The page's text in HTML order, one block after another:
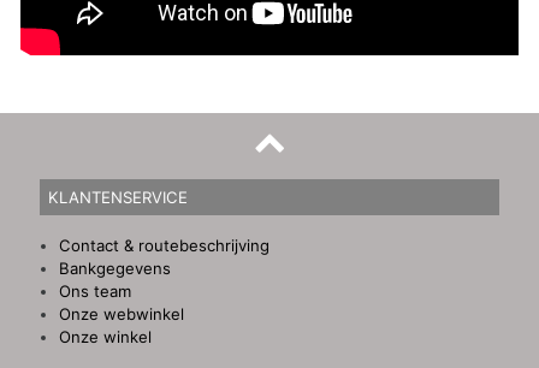
KLANTENSERVICE
Contact & routebeschrijving
Bankgegevens
Ons team
Onze webwinkel
Onze winkel